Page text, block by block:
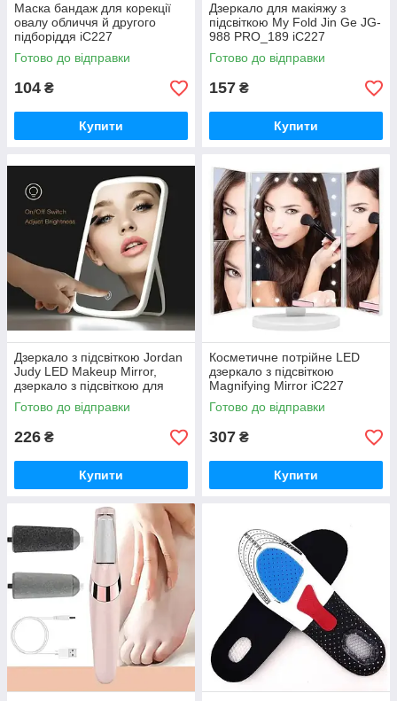
Маска бандаж для корекції
овалу обличчя й другого
підборіддя iC227
Готово до відправки
104 ₴
Купити
Дзеркало для макіяжу з
підсвіткою My Fold Jin Ge JG-
988 PRO_189 iC227
Готово до відправки
157 ₴
Купити
Дзеркало з підсвіткою Jordan
Judy LED Makeup Mirror,
дзеркало з підсвіткою для
макіяжу зі збільшенням iC227
Готово до відправки
226 ₴
Купити
Косметичне потрійне LED
дзеркало з підсвіткою
Magnifying Mirror iC227
Готово до відправки
307 ₴
Купити